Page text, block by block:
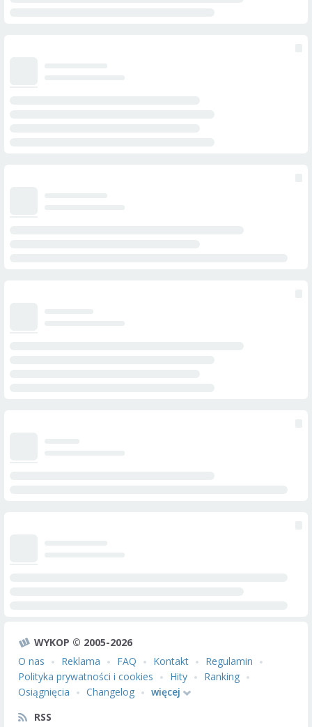
WYKOP © 2005-2026
O nas
Reklama FAQ Kontakt
Regulamin
Polityka prywatności i cookies
Hity
Ranking
Osiągnięcia
Changelog
więcej
RSS